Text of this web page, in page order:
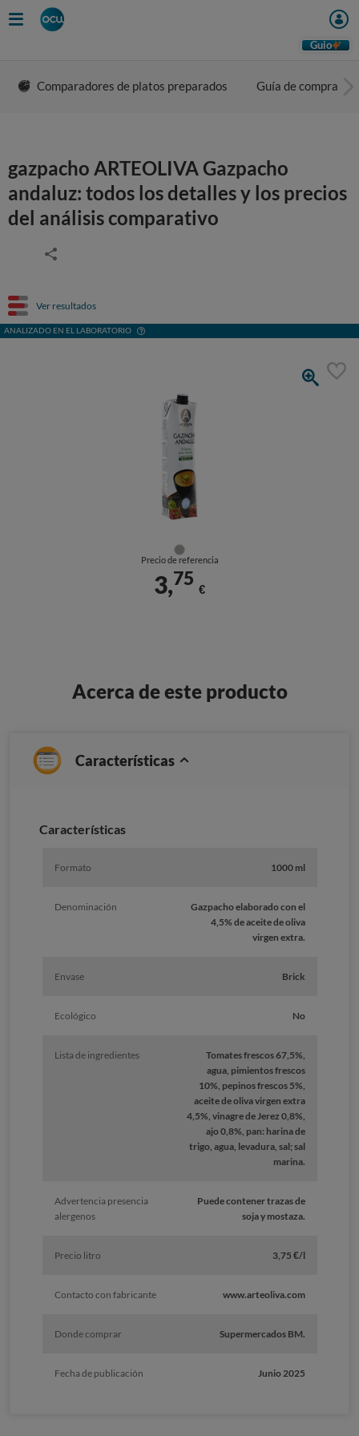
Guio
Comparadores de platos preparados Guía de compra
gazpacho ARTEOLIVA Gazpacho
andaluz: todos los detalles y los precios
del análisis comparativo
Ver resultados
ANALIZADO EN EL LABORATORIO
Precio de referencia
3,75
€
Acerca de este producto
Características
Caracterí­sticas
Formato 1000 ml
Denominación
Gazpacho elaborado con el
4,5% de aceite de oliva
virgen extra.
Envase Brick
Ecológico No
Lista de ingredientes
Tomates frescos 67,5%,
agua, pimientos frescos
10%, pepinos frescos 5%,
aceite de oliva virgen extra
4,5%, vinagre de Jerez 0,8%,
ajo 0,8%, pan: harina de
trigo, agua, levadura, sal; sal
marina.
Advertencia presencia
alergenos
Puede contener trazas de
soja y mostaza.
Precio litro 3,75 €/l
Contacto con fabricante www.arteoliva.com
Donde comprar Supermercados BM.
Fecha de publicación Junio 2025